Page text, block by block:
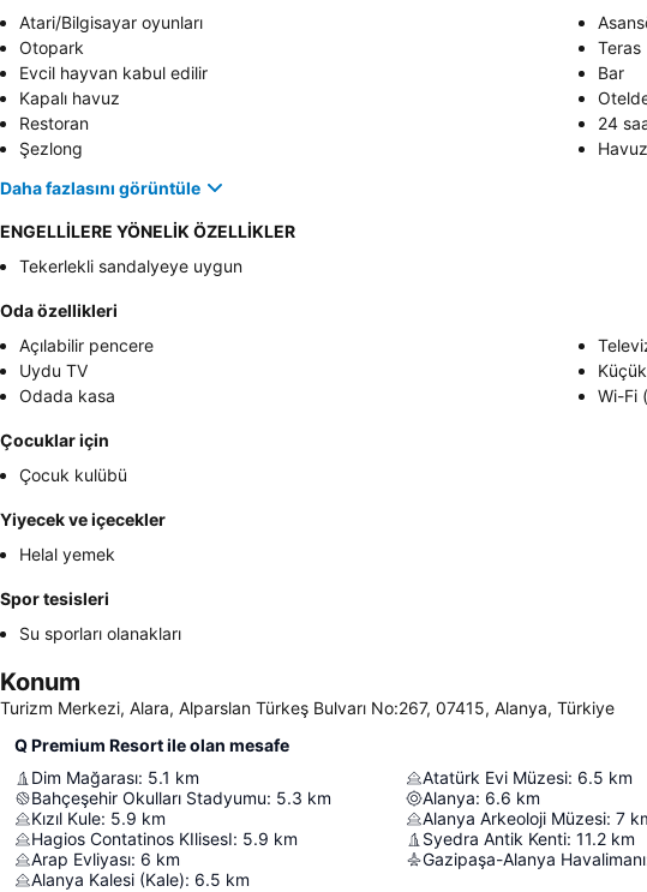
Atari/Bilgisayar oyunları
Otopark
Teras
Evcil hayvan kabul edilir
Bar
Kapalı havuz
Restoran
24
Şezlong
Daha fazlasını görüntüle
ENGELLİLERE YÖNELİK ÖZELLİKLER
Tekerlekli sandalyeye uygun
Oda özellikleri
Açılabilir pencere
Uydu TV
Odada kasa
Wi-Fi
Çocuklar için
Çocuk kulübü
Yiyecek ve içecekler
Helal yemek
Spor tesisleri
Su sporları olanakları
Konum
Turizm Merkezi, Alara, Alparslan Türkeş Bulvarı No:267, 07415, Alanya, Türkiye
Q Premium Resort ile olan mesafe
Dim Mağarası: 5.1 km
Bahçeşehir Okulları Stadyumu: 5.3 km
Kızıl Kule: 5.9 km
Hagios Contatinos KIlisesI: 5.9 km
Arap Evliyası: 6 km
Alanya Kalesi (Kale): 6.5 km
Atatürk Evi Müzesi: 6.5 km
Alanya: 6.6 km
Alanya Arkeoloji Müzesi: 7
Syedra Antik Kenti: 11.2 km
Gazipaşa-Alanya Havalimanı